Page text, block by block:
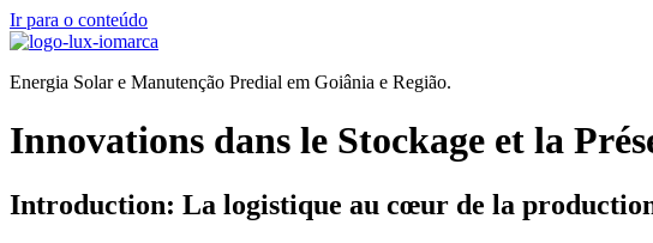
Ir para o conteúdo
Energia Solar e Manutenção Predial em Goiânia e Região.
Innovations dans le Stockage et la
Introduction: La logistique au cœur de la